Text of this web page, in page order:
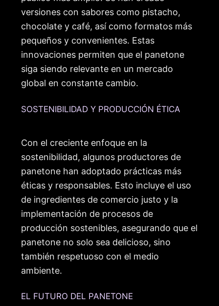
versiones con sabores como pistacho,
chocolate y café, así como formatos más
pequeños y convenientes. Estas
innovaciones permiten que el panetone
siga siendo relevante en un mercado
global en constante cambio.
SOSTENIBILIDAD Y PRODUCCIÓN ÉTICA
Con el creciente enfoque en la
sostenibilidad, algunos productores de
panetone han adoptado prácticas más
éticas y responsables. Esto incluye el uso
de ingredientes de comercio justo y la
implementación de procesos de
producción sostenibles, asegurando que el
panetone no solo sea delicioso, sino
también respetuoso con el medio
ambiente.
EL FUTURO DEL PANETONE